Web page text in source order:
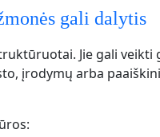
gali dalytis
Jie gali veikti
įrodymų arba